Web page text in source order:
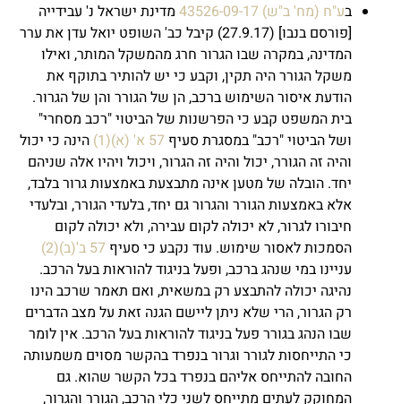
בע"ח (מח' ב"ש) 43526-09-17
מדינת ישראל נ' עבידייה
[פורסם בנבו] (27.9.17) קיבל כב' השופט יואל עדן את ערר
המדינה, במקרה שבו הגרור חרג מהמשקל המותר, ואילו
משקל הגורר היה תקין, וקבע כי יש להותיר בתוקף את
הודעת איסור השימוש ברכב, הן של הגורר והן של הגרור.
בית המשפט קבע כי הפרשנות של הביטוי "רכב מסחרי"
ושל הביטוי "רכב" במסגרת סעיף 57 א' (א)(1)
הינה כי יכול
והיה זה הגורר, יכול והיה זה הגרור, ויכול ויהיו אלה שניהם
יחד. הובלה של מטען אינה מתבצעת באמצעות גרור בלבד,
אלא באמצעות הגורר והגרור גם יחד, בלעדי הגורר, ובלעדי
חיבורו לגרור, לא יכולה לקום עבירה, ולא יכולה לקום
הסמכות לאסור שימוש. עוד נקבע כי סעיף 57 ב'(ב)(2)
עניינו במי שנהג ברכב, ופעל בניגוד להוראות בעל הרכב.
נהיגה יכולה להתבצע רק במשאית, ואם תאמר שרכב הינו
רק הגרור, הרי שלא ניתן ליישם הגנה זאת על מצב הדברים
שבו הנהג בגורר פעל בניגוד להוראות בעל הרכב. אין לומר
כי התייחסות לגורר וגרור בנפרד בהקשר מסוים משמעותה
החובה להתייחס אליהם בנפרד בכל הקשר שהוא. גם
המחוקק לעתים מתייחס לשני כלי הרכב, הגורר והגרור,